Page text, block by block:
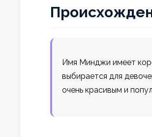
Имя Минджи имеет
выбирается для
очень красивым и